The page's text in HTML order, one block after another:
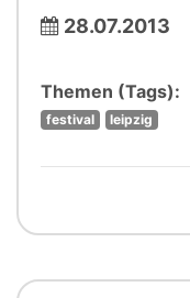
28.07.2013
Themen (Tags):
festival leipzig